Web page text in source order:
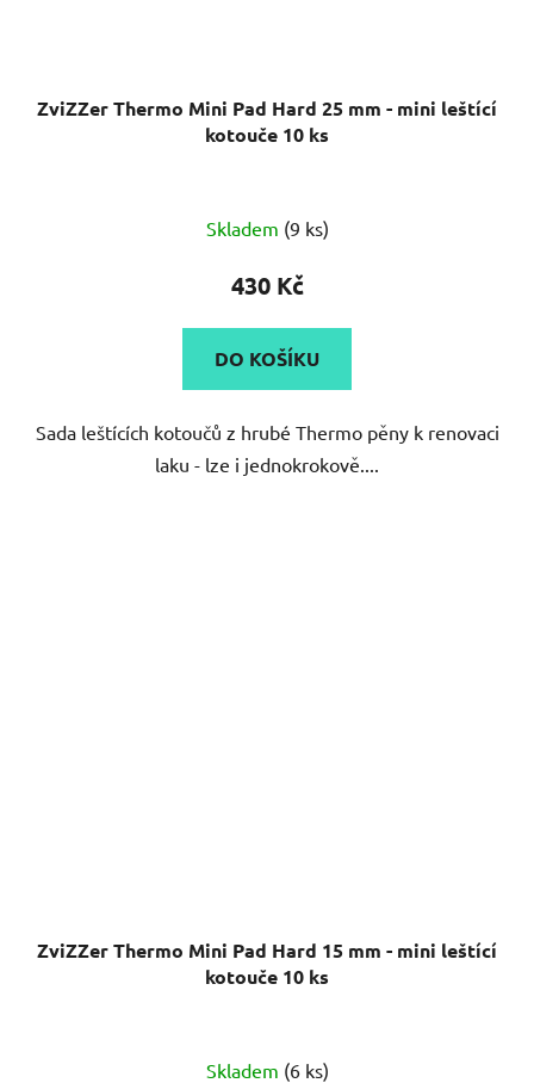
ZviZZer Thermo Mini Pad Hard 25 mm - mini leštící
kotouče 10 ks
Skladem (9 ks)
430 Kč
DO KOŠÍKU
Sada leštících kotoučů z hrubé Thermo pěny k renovaci
laku - lze i jednokrokově....
ZviZZer Thermo Mini Pad Hard 15 mm - mini leštící
kotouče 10 ks
Skladem (6 ks)